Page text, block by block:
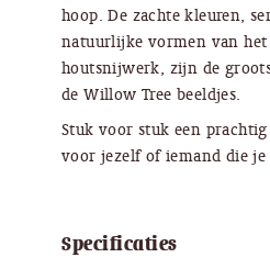
hoop. De zachte kleuren,
natuurlijke vormen van
houtsnijwerk, zijn de
de Willow Tree beeldjes.
Stuk voor stuk een
voor jezelf of iemand die
Specificaties